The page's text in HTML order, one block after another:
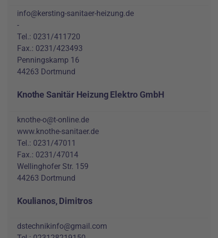
info@kersting-sanitaer-heizung.de
-
Tel.: 0231/411720
Fax.: 0231/423493
Penningskamp 16
44263 Dortmund
Knothe Sanitär Heizung Elektro GmbH
knothe-o@t-online.de
www.knothe-sanitaer.de
Tel.: 0231/47011
Fax.: 0231/47014
Wellinghofer Str. 159
44263 Dortmund
Koulianos, Dimitros
dstechnikinfo@gmail.com